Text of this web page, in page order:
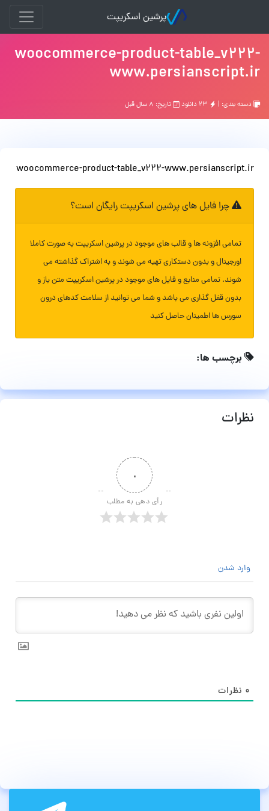
پرشین اسکریپت
woocommerce-product-table_v222-
www.persianscript.ir
دسته بندی: | تاریخ: ۸ سال قبل
woocommerce-product-table_v222-www.persianscript.ir
چرا فایل های پرشین اسکریپت رایگان است؟
تمامی افزونه ها و قالب های موجود در پرشین اسکریپت به صورت کاملا
اورجینال و بدون دستکاری تهیه می شوند و به اشتراک گذاشته می
شوند. تمامی منابع و فایل های موجود در پرشین اسکریپت متن باز و
بدون قفل گذاری می باشد و شما می توانید از سلامت کدهای درون
سورس ها اطمینان حاصل کنید
برچسب ها:
نظرات
۰
رأی دهی به مطلب
وارد شدن
۰ نظرات